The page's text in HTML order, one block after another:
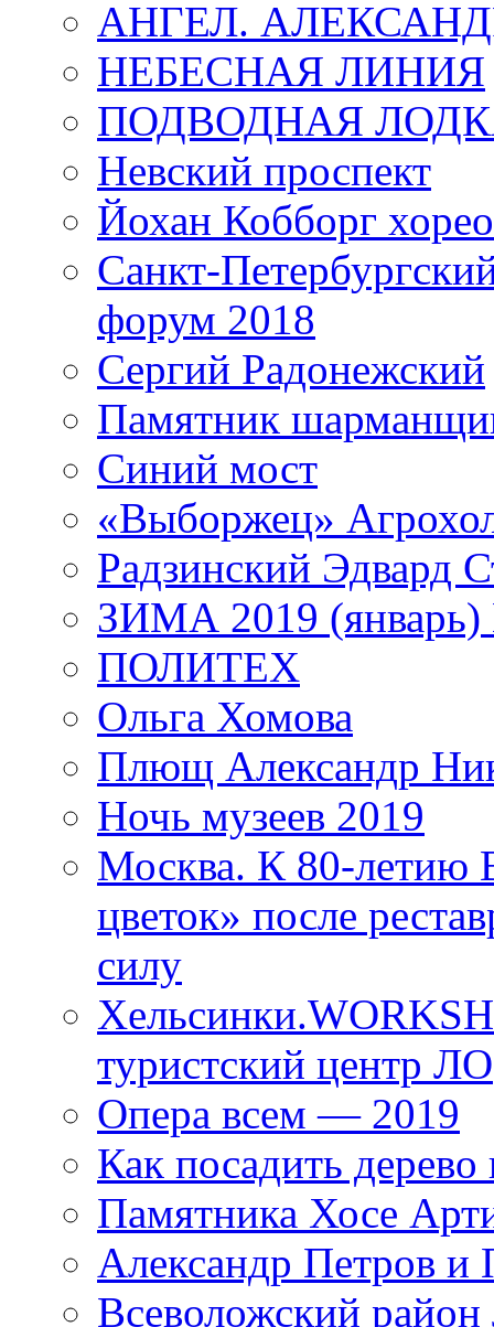
АНГЕЛ.
НЕБЕСНАЯ ЛИНИЯ
ПОДВОДНАЯ
Невский проспект
Йохан Кобборг
Санкт-
форум 2018
Сергий Радонежский
Памятник
Синий мост
«Выборжец»
Радзинский Эдвард
ЗИМА 2019 (январь)
ПОЛИТЕХ
Ольга Хомова
Плющ Александр
Ночь музеев 2019
Москва. К 80-
цветок» после
силу
туристский центр ЛО
Опера всем — 2019
Как посадить дерево
Памятника Хосе
Александр Петров и
Всеволожский район